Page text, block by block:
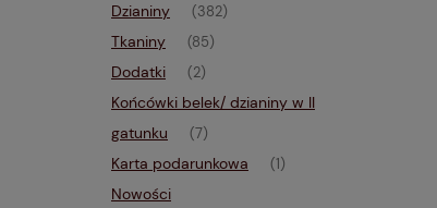
Dzianiny (382)
Tkaniny (85)
Dodatki (2)
Końcówki belek/ dzianiny w II
gatunku
(7)
Karta podarunkowa (1)
Nowości